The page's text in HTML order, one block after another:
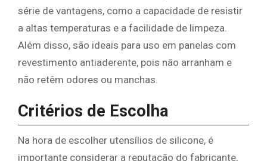
série de vantagens, como a capacidade de resistir
a altas temperaturas e a facilidade de limpeza.
Além disso, são ideais para uso em panelas com
revestimento antiaderente, pois não arranham e
não retêm odores ou manchas.
Critérios de Escolha
Na hora de escolher utensílios de silicone, é
importante considerar a reputação do fabricante,